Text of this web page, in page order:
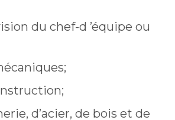
du chef-d ’équipe ou
d’acier, de bois et de